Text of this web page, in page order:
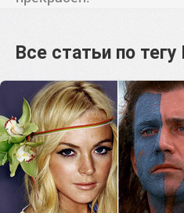
Все статьи по тегу